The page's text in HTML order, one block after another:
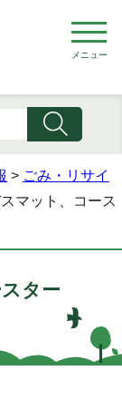
メニュー
> ごみ・リサイ
マット、コース
ター